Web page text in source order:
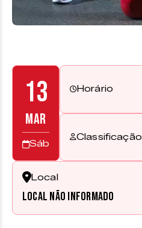
13
MAR
Sáb
Horário
Classificação
Local
Local não informado